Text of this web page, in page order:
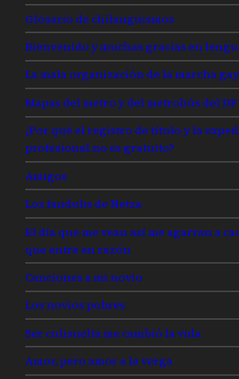
Glosario de chilanguismos
Bienvenido y muchas gracias en
La mala organización de la marcha gay
Mapas del metro y del metrobús del DF
¿Por qué el registro de título y la
profesional no es gratuito?
Amigos
Los fandubs de Netza
El día que me vean así me agarran a
que entre en razón
Canciones a mi novio
Los novios pobres
Ser culisuelta me cambió la vida
Amor, pero amor a la verga